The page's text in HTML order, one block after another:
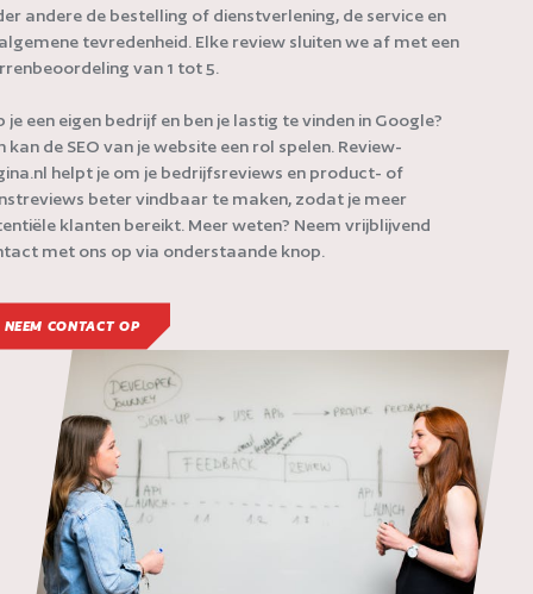
andere de bestelling of dienstverlening, de service en
tevredenheid. Elke review sluiten we af met een
van 1 tot 5.
je een eigen bedrijf en ben je lastig te vinden in Google?
kan de SEO van je website een rol spelen. Review-
helpt je om je bedrijfsreviews en product- of
beter vindbaar te maken, zodat je meer
klanten bereikt. Meer weten? Neem vrijblijvend
met ons op via onderstaande knop.
NEEM CONTACT OP